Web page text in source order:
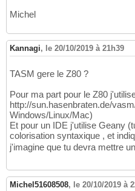
Michel
Kannagi, le 20/10/2019 à 21h39
TASM gere le Z80 ?
Pour ma part pour le Z80
http://sun.hasenbraten.de/
Windows/Linux/Mac)
Et pour un IDE j'utilise Geany
colorisation syntaxique , et
j'imagine que tu devra mettre
Michel51608508, le 20/10/2019 à